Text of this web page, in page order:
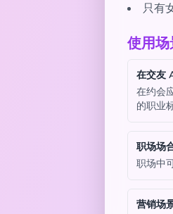
只有
使用
在交友
在约会
的职业
职场场
职场中
营销场